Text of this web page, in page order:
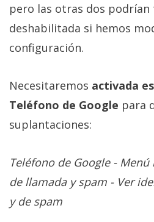
pero las otras dos podrían
deshabilitada si hemos
configuración.
Necesitaremos activada
Teléfono de Google para
suplantaciones:
Teléfono de Google -
de llamada y spam - Ver
y de spam